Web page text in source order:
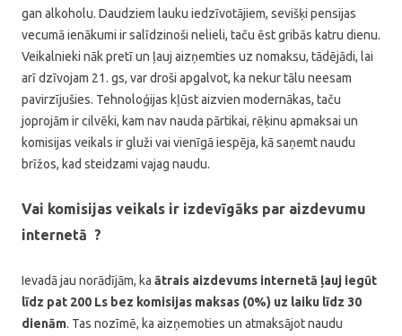
gan alkoholu. Daudziem lauku iedzīvotājiem, sevišķi pensijas
vecumā ienākumi ir salīdzinoši nelieli, taču ēst gribās katru dienu.
Veikalnieki nāk pretī un ļauj aizņemties uz nomaksu, tādējādi, lai
arī dzīvojam 21. gs, var droši apgalvot, ka nekur tālu neesam
pavirzījušies. Tehnoloģijas kļūst aizvien modernākas, taču
joprojām ir cilvēki, kam nav nauda pārtikai, rēķinu apmaksai un
komisijas veikals ir gluži vai vienīgā iespēja, kā saņemt naudu
brīžos, kad steidzami vajag naudu.
Vai komisijas veikals ir izdevīgāks par aizdevumu
internetā ?
Ievadā jau norādījām, ka ātrais aizdevums internetā ļauj iegūt
līdz pat 200 Ls bez komisijas maksas (0%) uz laiku līdz 30
dienām. Tas nozīmē, ka aizņemoties un atmaksājot naudu